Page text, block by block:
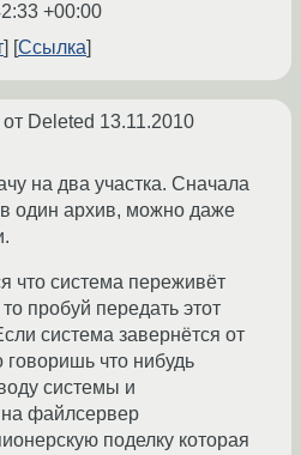
+00:00
Ссылка
от Deleted 13.11.2010
на два участка. Сначала
один архив, можно даже
что система переживёт
то пробуй передать этот
система завернётся от
говоришь что нибудь
системы и
файлсервер
поделку которая